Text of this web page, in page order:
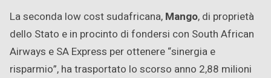
La seconda low cost sudafricana, Mango, di proprietà
dello Stato e in procinto di fondersi con South African
Airways e SA Express per ottenere “sinergia e
risparmio”, ha trasportato lo scorso anno 2,88 milioni